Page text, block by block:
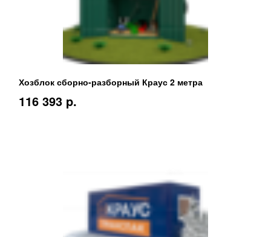
Хозблок сборно-разборный Краус 2 метра
116 393 p.